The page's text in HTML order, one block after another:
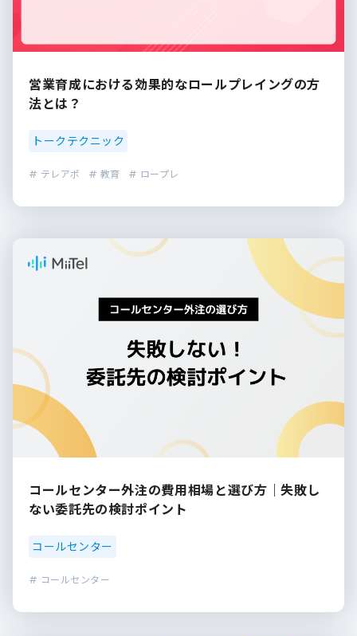
営業育成における効果的なロールプレイングの方
法とは？
トークテクニック
# テレアポ # 教育 # ロープレ
コールセンター外注の費用相場と選び方｜失敗し
ない委託先の検討ポイント
コールセンター
# コールセンター